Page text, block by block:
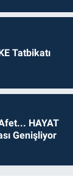
Tatbikatı
HAYAT
Genişliyor